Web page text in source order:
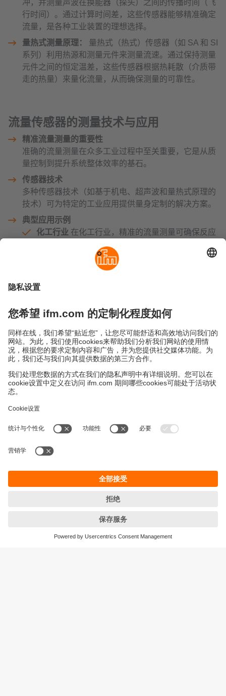
冲，并测量声波在换能器（探头）之间的传播时间（飞
行时间）。通过计算时间差，这些传感器能够精准确定
流量，是各种工业装置的理想选择。
量热式测量原理：
量热式（热式）传感器（如 SA 和 SI
系列）利用热源和测量元件来测量流速。通过保持测量
元件之间的恒定温差，这些传感器根据热耗散（介质带
走的热量）来量化流量，从而确保测量的可靠性。
流量传感器的测量技术与应用
精准流量测量的重要性
准确的流量测量在众多工业过程中至关重要，它是从质
量控制到提升系统整体效率的基石。
传感器技术
多种传感器技术（如基于机电、超声波和量热式原理的
技术）可为特定的工业应用提供量身定制的解决方案。
典型应用示例
化工行业 在化工行业，精准的流量测量可确保反应
暖通空调 (HVAC) 系统
空气流量测量对于能源管理和维持优良的室内空气
未来技术发展
及机器学习算法的深度融合。这些创新将大幅提升预测
性维护能力，并进一步将设备的非计划停机时间降至最
低。
在工业演进中的作用
益关键的作用。
条款&条件
保修政策
Cookies